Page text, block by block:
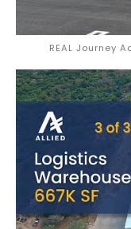
REAL Journey